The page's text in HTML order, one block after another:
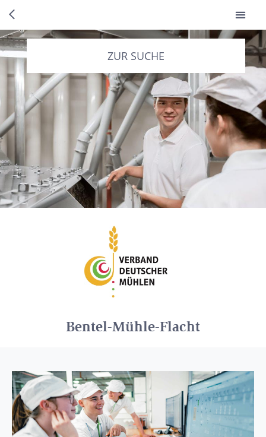
ZUR SUCHE
Bentel-Mühle-Flacht